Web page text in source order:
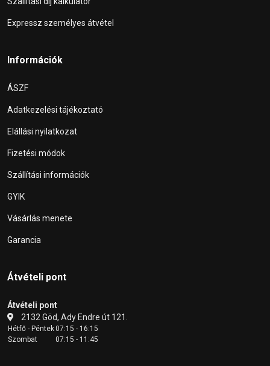
Expressz személyes átvétel
Információk
ÁSZF
Adatkezelési tájékoztató
Elállási nyilatkozat
Fizetési módok
Szállítási információk
GYIK
Vásárlás menete
Garancia
Átvételi pont
Átvételi pont
2132 Göd, Ady Endre út 121.
Hétfő - Péntek07:15 - 16:15
Szombat
07:15 - 11:45